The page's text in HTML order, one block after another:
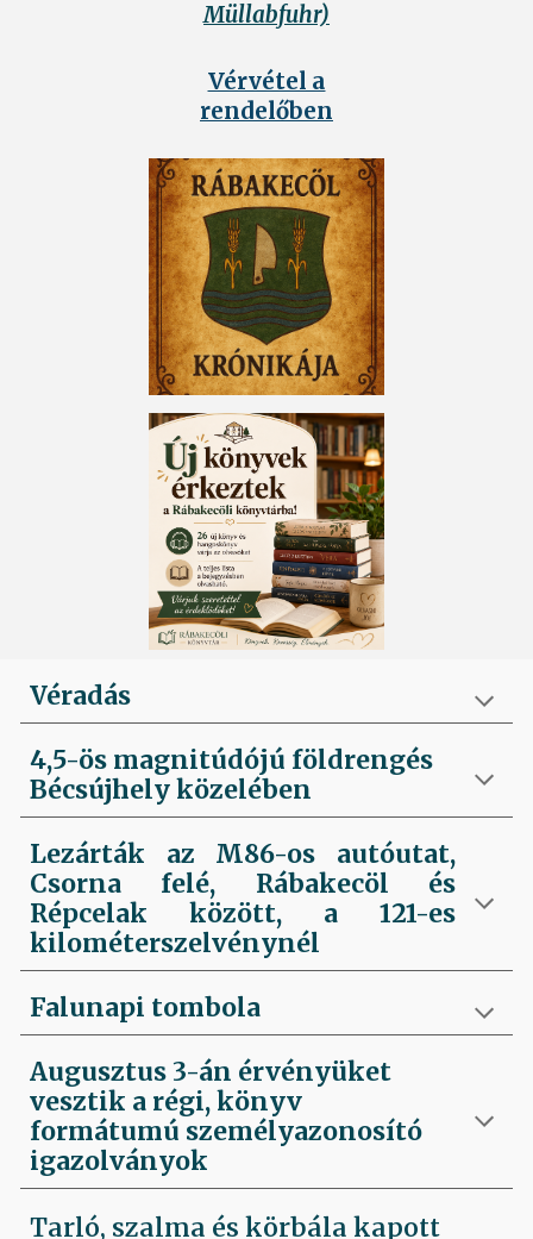
Müllabfuhr)
Vérvétel a
rendelőben
Véradás
4,5-ös magnitúdójú földrengés
Bécsújhely közelében
Lezárták az M86-os autóutat,
Csorna felé, Rábakecöl és
Répcelak között, a 121-es
kilométerszelvénynél
Falunapi tombola
Augusztus 3-án érvényüket
vesztik a régi, könyv
formátumú személyazonosító
igazolványok
Tarló, szalma és körbála kapott